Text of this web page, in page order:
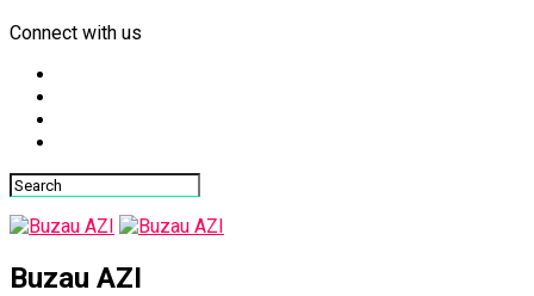
Connect with us
Buzau AZI